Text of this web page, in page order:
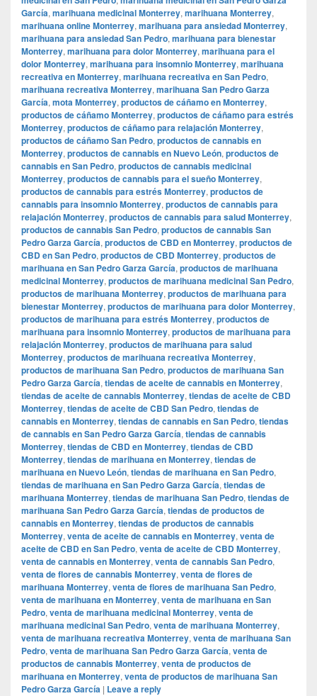
García, marihuana medicinal Monterrey, marihuana Monterrey,
marihuana online Monterrey, marihuana para ansiedad Monterrey,
marihuana para ansiedad San Pedro, marihuana para bienestar
Monterrey, marihuana para dolor Monterrey, marihuana para el
dolor Monterrey, marihuana para insomnio Monterrey, marihuana
recreativa en Monterrey, marihuana recreativa en San Pedro,
marihuana recreativa Monterrey, marihuana San Pedro Garza
García, mota Monterrey, productos de cáñamo en Monterrey,
productos de cáñamo Monterrey, productos de cáñamo para estrés
Monterrey, productos de cáñamo para relajación Monterrey,
productos de cáñamo San Pedro, productos de cannabis en
Monterrey, productos de cannabis en Nuevo León, productos de
cannabis en San Pedro, productos de cannabis medicinal
Monterrey, productos de cannabis para el sueño Monterrey,
productos de cannabis para estrés Monterrey, productos de
cannabis para insomnio Monterrey, productos de cannabis para
relajación Monterrey, productos de cannabis para salud Monterrey,
productos de cannabis San Pedro, productos de cannabis San
Pedro Garza García, productos de CBD en Monterrey, productos de
CBD en San Pedro, productos de CBD Monterrey, productos de
marihuana en San Pedro Garza García, productos de marihuana
medicinal Monterrey, productos de marihuana medicinal San Pedro,
productos de marihuana Monterrey, productos de marihuana para
bienestar Monterrey, productos de marihuana para dolor Monterrey,
productos de marihuana para estrés Monterrey, productos de
marihuana para insomnio Monterrey, productos de marihuana para
relajación Monterrey, productos de marihuana para salud
Monterrey, productos de marihuana recreativa Monterrey,
productos de marihuana San Pedro, productos de marihuana San
Pedro Garza García, tiendas de aceite de cannabis en Monterrey,
tiendas de aceite de cannabis Monterrey, tiendas de aceite de CBD
Monterrey, tiendas de aceite de CBD San Pedro, tiendas de
cannabis en Monterrey, tiendas de cannabis en San Pedro, tiendas
de cannabis en San Pedro Garza García, tiendas de cannabis
Monterrey, tiendas de CBD en Monterrey, tiendas de CBD
Monterrey, tiendas de marihuana en Monterrey, tiendas de
marihuana en Nuevo León, tiendas de marihuana en San Pedro,
tiendas de marihuana en San Pedro Garza García, tiendas de
marihuana Monterrey, tiendas de marihuana San Pedro, tiendas de
marihuana San Pedro Garza García, tiendas de productos de
cannabis en Monterrey, tiendas de productos de cannabis
Monterrey, venta de aceite de cannabis en Monterrey, venta de
aceite de CBD en San Pedro, venta de aceite de CBD Monterrey,
venta de cannabis en Monterrey, venta de cannabis San Pedro,
venta de flores de cannabis Monterrey, venta de flores de
marihuana Monterrey, venta de flores de marihuana San Pedro,
venta de marihuana en Monterrey, venta de marihuana en San
Pedro, venta de marihuana medicinal Monterrey, venta de
marihuana medicinal San Pedro, venta de marihuana Monterrey,
venta de marihuana recreativa Monterrey, venta de marihuana San
Pedro, venta de marihuana San Pedro Garza García, venta de
productos de cannabis Monterrey, venta de productos de
marihuana en Monterrey, venta de productos de marihuana San
Pedro Garza García | Leave a reply